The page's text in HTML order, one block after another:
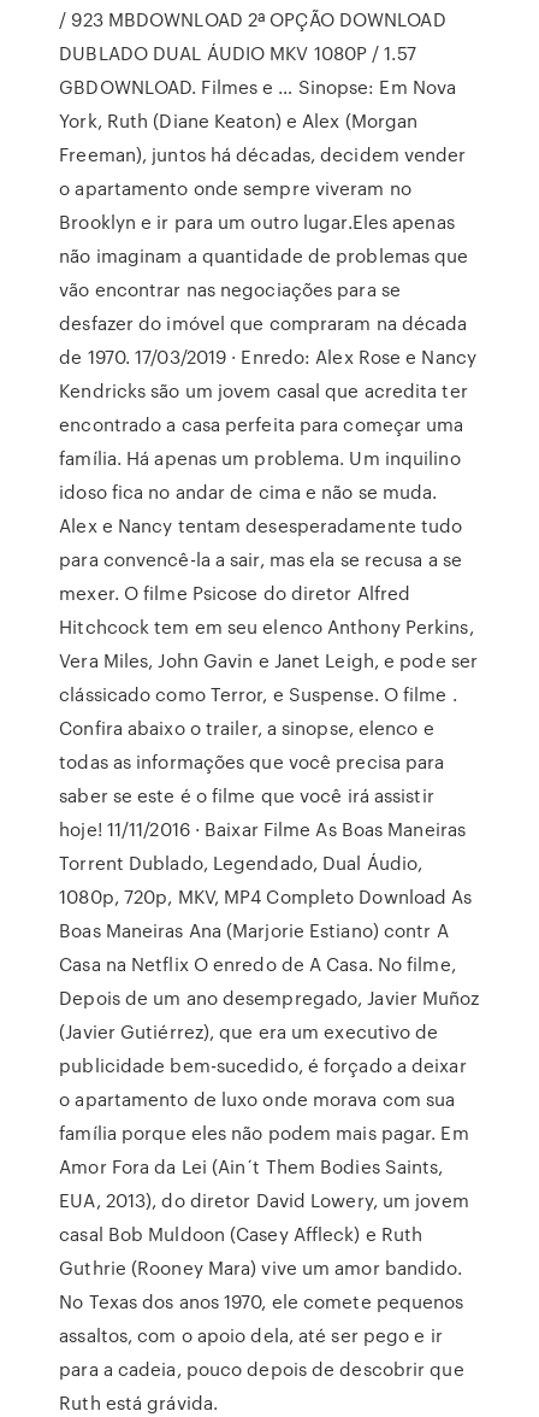
/ 923 MBDOWNLOAD 2ª OPÇÃO DOWNLOAD
DUBLADO DUAL ÁUDIO MKV 1080P / 1.57
GBDOWNLOAD. Filmes e … Sinopse: Em Nova
York, Ruth (Diane Keaton) e Alex (Morgan
Freeman), juntos há décadas, decidem vender
o apartamento onde sempre viveram no
Brooklyn e ir para um outro lugar.Eles apenas
não imaginam a quantidade de problemas que
vão encontrar nas negociações para se
desfazer do imóvel que compraram na década
de 1970. 17/03/2019 · Enredo: Alex Rose e Nancy
Kendricks são um jovem casal que acredita ter
encontrado a casa perfeita para começar uma
família. Há apenas um problema. Um inquilino
idoso fica no andar de cima e não se muda.
Alex e Nancy tentam desesperadamente tudo
para convencê-la a sair, mas ela se recusa a se
mexer. O filme Psicose do diretor Alfred
Hitchcock tem em seu elenco Anthony Perkins,
Vera Miles, John Gavin e Janet Leigh, e pode ser
clássicado como Terror, e Suspense. O filme .
Confira abaixo o trailer, a sinopse, elenco e
todas as informações que você precisa para
saber se este é o filme que você irá assistir
hoje! 11/11/2016 · Baixar Filme As Boas Maneiras
Torrent Dublado, Legendado, Dual Áudio,
1080p, 720p, MKV, MP4 Completo Download As
Boas Maneiras Ana (Marjorie Estiano) contr A
Casa na Netflix O enredo de A Casa. No filme,
Depois de um ano desempregado, Javier Muñoz
(Javier Gutiérrez), que era um executivo de
publicidade bem-sucedido, é forçado a deixar
o apartamento de luxo onde morava com sua
família porque eles não podem mais pagar. Em
Amor Fora da Lei (Ain´t Them Bodies Saints,
EUA, 2013), do diretor David Lowery, um jovem
casal Bob Muldoon (Casey Affleck) e Ruth
Guthrie (Rooney Mara) vive um amor bandido.
No Texas dos anos 1970, ele comete pequenos
assaltos, com o apoio dela, até ser pego e ir
para a cadeia, pouco depois de descobrir que
Ruth está grávida.